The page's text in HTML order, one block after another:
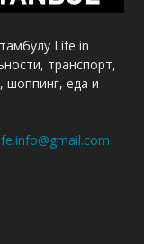
Life in
транспорт,
шоппинг, еда и